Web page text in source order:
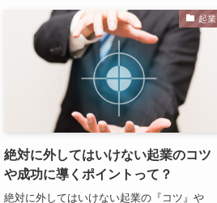
起業
絶対に外してはいけない起業のコツ
や成功に導くポイントって？
絶対に外してはいけない起業の『コツ』や